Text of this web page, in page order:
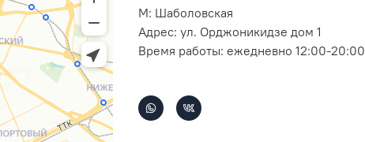
М: Шаболовская
Адрес: ул. Орджоникидзе дом 1
Время работы: ежедневно 12:00-20:00